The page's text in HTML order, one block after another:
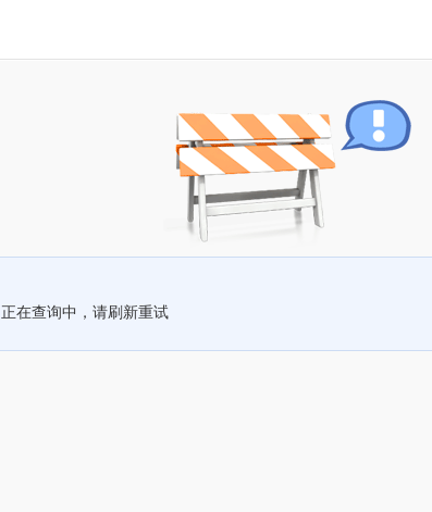
正在查询中，请刷新重试